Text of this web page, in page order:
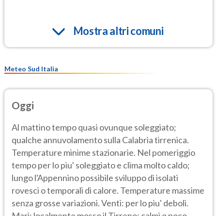
Mostra altri comuni
Meteo Sud Italia
Oggi
Al mattino tempo quasi ovunque soleggiato;
qualche annuvolamento sulla Calabria tirrenica.
Temperature minime stazionarie. Nel pomeriggio
tempo per lo piu' soleggiato e clima molto caldo;
lungo l'Appennino possibile sviluppo di isolati
rovesci o temporali di calore. Temperature massime
senza grosse variazioni. Venti: per lo piu' deboli.